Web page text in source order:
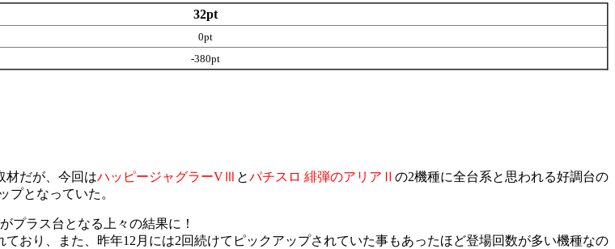
32pt
0pt
-380pt
材だが、今回はハッピージャグラーVⅢ とパチスロ 緋弾のアリアⅡ の2機種に全台系と思われる好調台の
プとなっていた。
プラス台となる上々の結果に！
おり、また、昨年12月には2回続けてピックアップされていた事もあったほど登場回数が多い機種なの